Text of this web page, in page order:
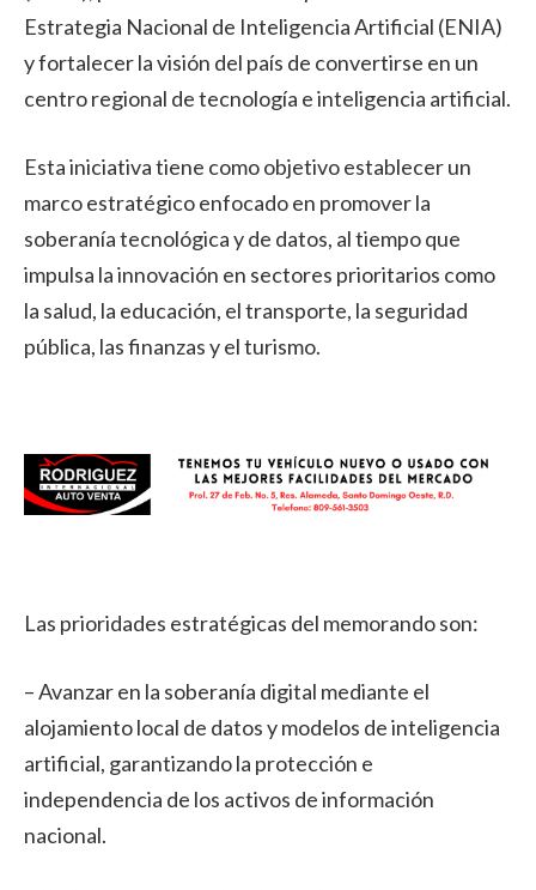
Estrategia Nacional de Inteligencia Artificial (ENIA)
y fortalecer la visión del país de convertirse en un
centro regional de tecnología e inteligencia artificial.
Esta iniciativa tiene como objetivo establecer un
marco estratégico enfocado en promover la
soberanía tecnológica y de datos, al tiempo que
impulsa la innovación en sectores prioritarios como
la salud, la educación, el transporte, la seguridad
pública, las finanzas y el turismo.
Las prioridades estratégicas del memorando son:
– Avanzar en la soberanía digital mediante el
alojamiento local de datos y modelos de inteligencia
artificial, garantizando la protección e
independencia de los activos de información
nacional.